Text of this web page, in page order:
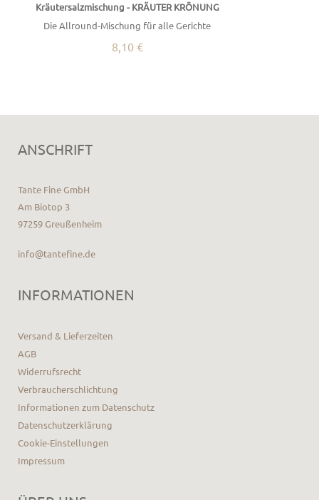
Kräutersalzmischung - KRÄUTER KRÖNUNG
Die Allround-Mischung für alle Gerichte
8,10 €
ANSCHRIFT
Tante Fine GmbH
Am Biotop 3
97259 Greußenheim
info@tantefine.de
INFORMATIONEN
Versand & Lieferzeiten
AGB
Widerrufsrecht
Verbraucherschlichtung
Informationen zum Datenschutz
Datenschutzerklärung
Cookie-Einstellungen
Impressum